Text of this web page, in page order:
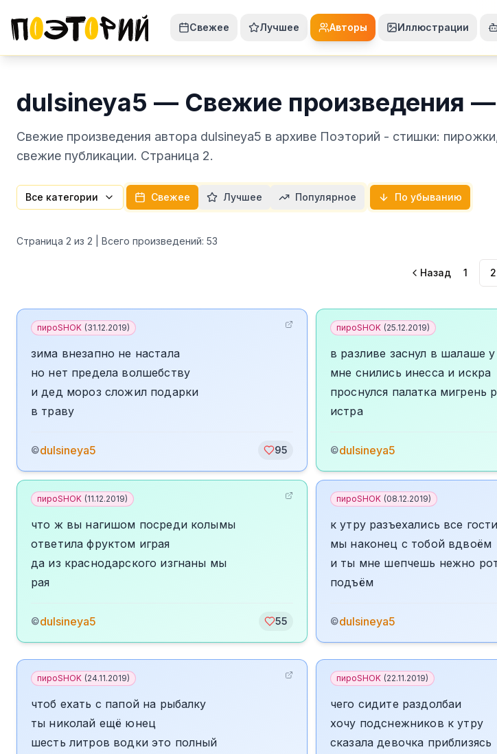
Свежее Лучшее Авторы Иллюстрации
dulsineya5 — Свежие произведения
Свежие произведения автора dulsineya5 в архиве Поэторий - стишки:
свежие публикации. Страница 2.
Все категории Свежее Лучшее Популярное По убыванию
Страница 2 из 2 | Всего произведений: 53
Назад 1 2
пироSHOK (31.12.2019)
зима внезапно не настала
но нет предела волшебству
и дед мороз сложил подарки
в траву
©dulsineya5 95
пироSHOK (25.12.2019)
в разливе заснул в шалаше
мне снились инесса и искра
проснулся палатка мигрень
истра
©dulsineya5
пироSHOK (11.12.2019)
что ж вы нагишом посреди колымы
ответила фруктом играя
да из краснодарского изгнаны мы
рая
©dulsineya5 55
пироSHOK (08.12.2019)
к утру разъехались все гости
мы наконец с тобой вдвоём
и ты мне шепчешь нежно
подъём
©dulsineya5
пироSHOK (24.11.2019)
чтоб ехать с папой на рыбалку
ты николай ещё юнец
шесть литров водки это полный
пироSHOK (22.11.2019)
чего сидите раздолбаи
хочу подснежников к утру
сказала девочка приблизясь